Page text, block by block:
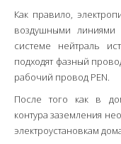
Как правило,
воздушными линиями
системе нейтраль
подходят фазный
рабочий провод PEN.
После того как в
контура заземления
электроустановкам